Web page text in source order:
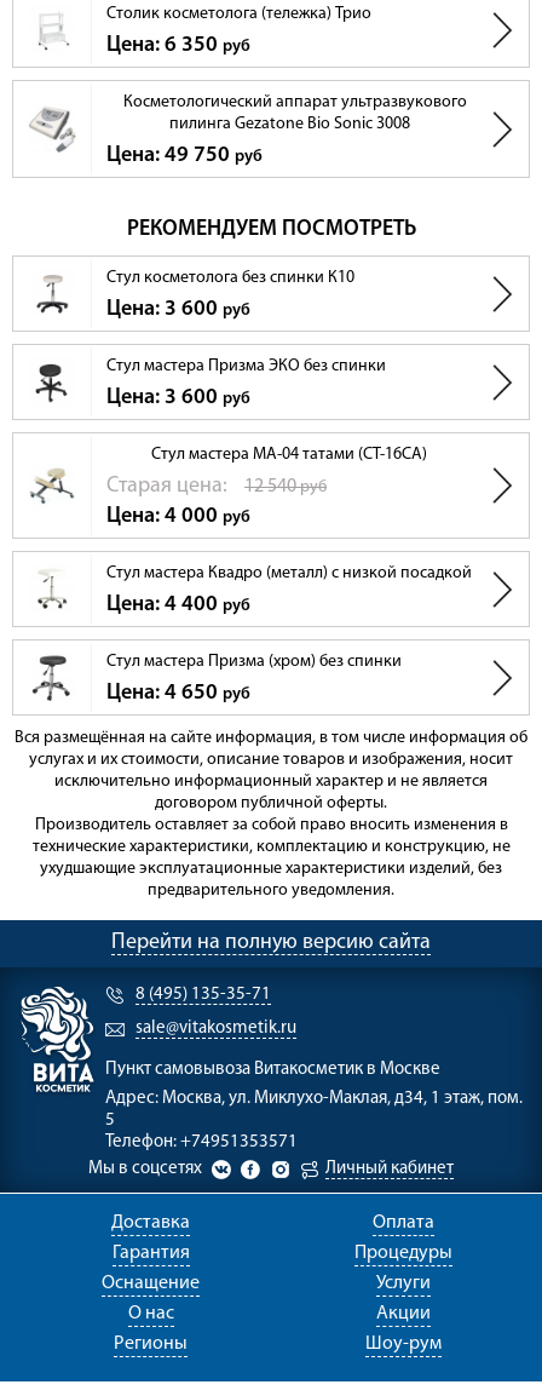
Столик косметолога (тележка) Трио
Цена: 6 350 руб
Косметологический аппарат ультразвукового
пилинга Gezatone Bio Sonic 3008
Цена: 49 750 руб
РЕКОМЕНДУЕМ ПОСМОТРЕТЬ
Стул косметолога без спинки К10
Цена: 3 600 руб
Стул мастера Призма ЭКО без спинки
Цена: 3 600 руб
Стул мастера МА-04 татами (СТ-16СА)
Cтарая цена: 12 540руб
Цена: 4 000 руб
Стул мастера Квадро (металл) с низкой посадкой
Цена: 4 400 руб
Стул мастера Призма (хром) без спинки
Цена: 4 650 руб
Вся размещённая на сайте информация, в том числе информация об
услугах и их стоимости, описание товаров и изображения, носит
исключительно информационный характер и не является
договором публичной оферты.
Производитель оставляет за собой право вносить изменения в
технические характеристики, комплектацию и конструкцию, не
ухудшающие эксплуатационные характеристики изделий, без
предварительного уведомления.
Перейти на полную версию сайта
8 (495) 135-35-71
sale@vitakosmetik.ru
Пункт самовывоза Витакосметик в Москве
Адрес: Москва, ул. Миклухо-Маклая, д34, 1 этаж, пом.
5
Телефон: +74951353571
Мы в соцсетях
Личный кабинет
Доставка
Оплата
Гарантия
Процедуры
Оснащение
Услуги
О нас
Акции
Регионы
Шоу-рум